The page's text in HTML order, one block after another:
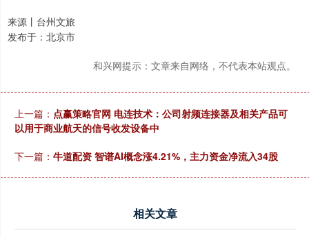
来源丨台州文旅
发布于：北京市
和兴网提示：文章来自网络，不代表本站观点。
上一篇： 点赢策略官网 电连技术：公司射频连接器及相关产品可
以用于商业航天的信号收发设备中
下一篇： 牛道配资 智谱AI概念涨4.21%，主力资金净流入34股
相关文章